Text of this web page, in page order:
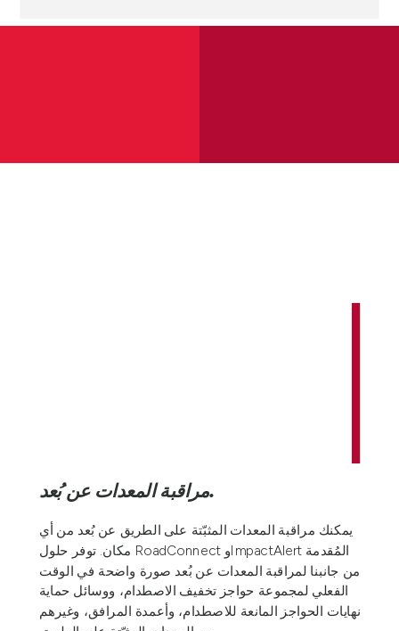
مراقبة المعدات عن بُعد.
يمكنك مراقبة المعدات المثبّتة على الطريق عن بُعد من أي
مكان. توفر حلول RoadConnect وImpactAlert المُقدمة
من جانبنا لمراقبة المعدات عن بُعد صورة واضحة في الوقت
الفعلي لمجموعة حواجز تخفيف الاصطدام، ووسائل حماية
نهايات الحواجز المانعة للاصطدام، وأعمدة المرافق، وغيرهم